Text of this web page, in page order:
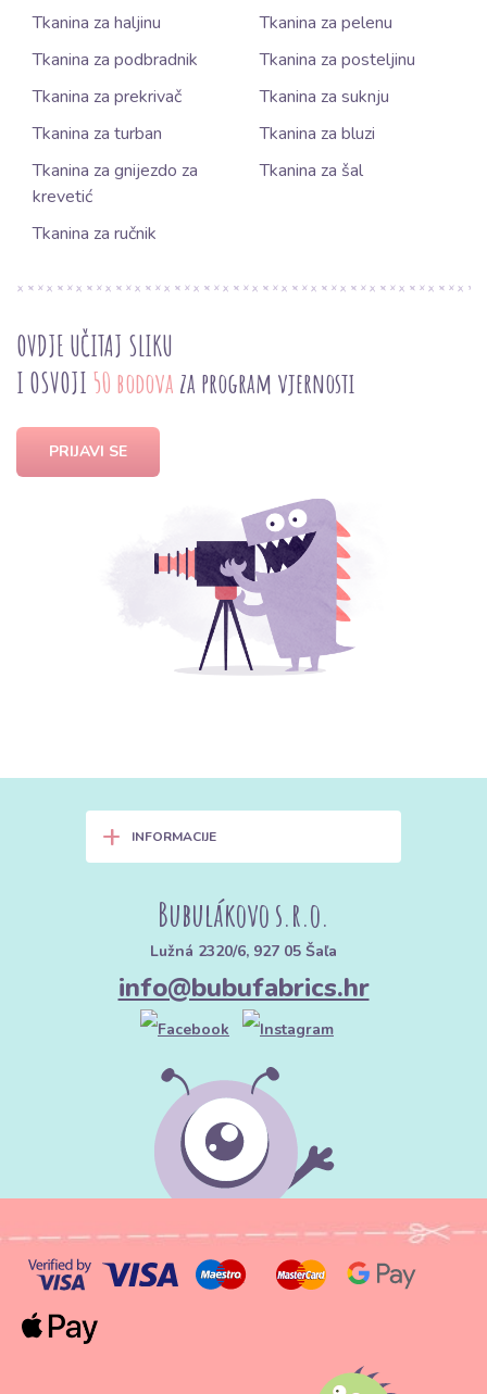
Tkanina za haljinu
Tkanina za pelenu
Tkanina za podbradnik
Tkanina za posteljinu
Tkanina za prekrivač
Tkanina za suknju
Tkanina za turban
Tkanina za bluzi
Tkanina za gnijezdo za
krevetić
Tkanina za šal
Tkanina za ručnik
OVDJE UČITAJ SLIKU
I OSVOJI 50 bodova za program vjernosti
PRIJAVI SE
+ INFORMACIJE
Bubulákovo s.r.o.
Lužná 2320/6, 927 05 Šaľa
info@bubufabrics.hr